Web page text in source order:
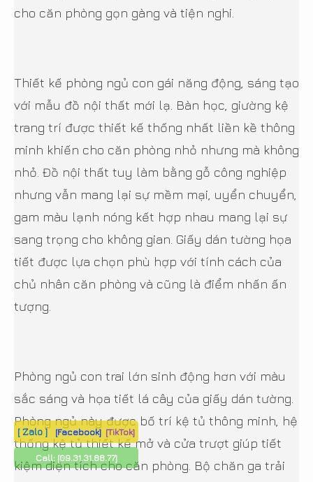
cho căn phòng gọn gàng và tiện nghi.
Thiết kế phòng ngủ con gái năng động, sáng tạo
với mẫu đồ nội thất mới lạ. Bàn học, giường kệ
trang trí được thiết kế thống nhất liền kề thông
minh khiến cho căn phòng nhỏ nhưng mà không
nhỏ. Đồ nội thất tuy làm bằng gỗ công nghiệp
nhưng vẫn mang lại sự mềm mại, uyển chuyển,
gam màu lạnh nóng kết hợp nhau mang lại sự
sang trọng cho không gian. Giấy dán tường họa
tiết được lựa chọn phù hợp với tính cách của
chủ nhân căn phòng và cũng là điểm nhấn ấn
tượng.
Phòng ngủ con trai lớn sinh động hơn với màu
sắc sáng và họa tiết lá cây của giấy dán tường.
Phòng ngủ này được bố trí kệ tủ thông minh, hệ
thống kệ tủ thiết kế mở và cửa trượt giúp tiết
kiệm diện tích cho căn phòng. Bộ chăn ga trải
[ Zalo ] [Facebook] [TikTok]
Call: [09.31.31.88.77]